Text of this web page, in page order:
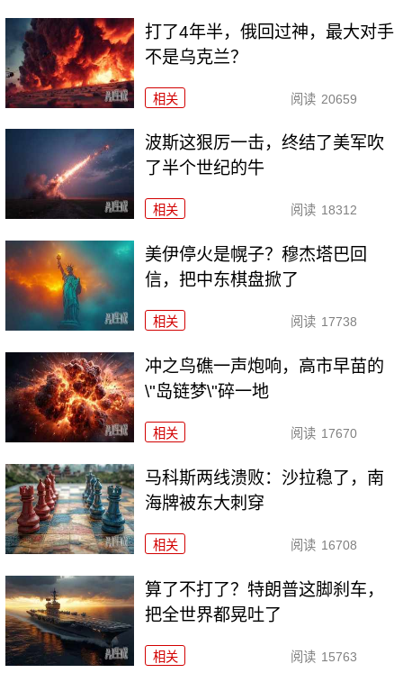
打了4年半，俄回过神，最大对手
不是乌克兰？
相关 阅读 20659
波斯这狠厉一击，终结了美军吹
了半个世纪的牛
相关 阅读 18312
美伊停火是幌子？穆杰塔巴回
信，把中东棋盘掀了
相关 阅读 17738
冲之鸟礁一声炮响，高市早苗的
\"岛链梦\"碎一地
相关 阅读 17670
马科斯两线溃败：沙拉稳了，南
海牌被东大刺穿
相关 阅读 16708
算了不打了？特朗普这脚刹车，
把全世界都晃吐了
相关 阅读 15763